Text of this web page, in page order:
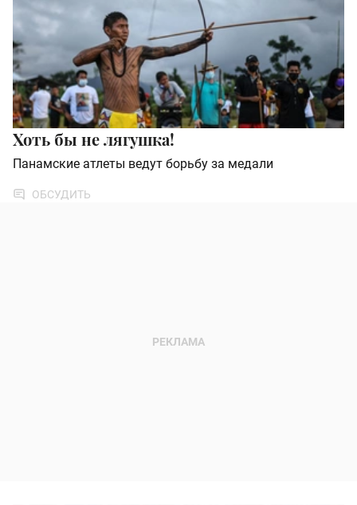
Хоть бы не лягушка!
Панамские атлеты ведут борьбу за медали
ОБСУДИТЬ